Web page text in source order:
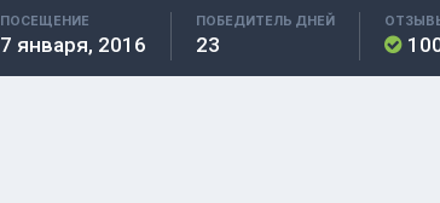
ПОСЕЩЕНИЕ
7 января, 2016
ПОБЕДИТЕЛЬ ДНЕЙ
23